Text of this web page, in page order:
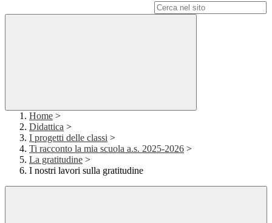
Home >
Didattica >
I progetti delle classi >
Ti racconto la mia scuola a.s. 2025-2026 >
La gratitudine >
I nostri lavori sulla gratitudine